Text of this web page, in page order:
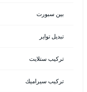
بين سبورت
تبديل تواير
تركيب ستلايت
تركيب سيراميك